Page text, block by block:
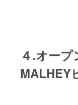
４.オープ
MALHEY